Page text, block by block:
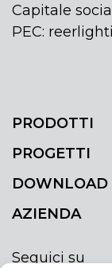
Capitale
PEC:
PRODOTTI
PROGETTI
DOWNLOAD
AZIENDA
Seguici su